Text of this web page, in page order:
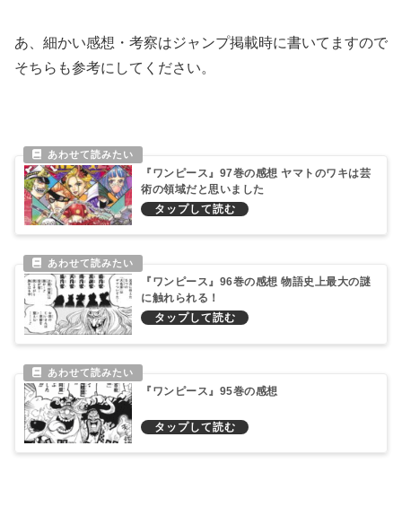
あ、細かい感想・考察はジャンプ掲載時に書いてますので
そちらも参考にしてください。
『ワンピース』97巻の感想 ヤマトのワキは芸
術の領域だと思いました
『ワンピース』96巻の感想 物語史上最大の謎
に触れられる！
『ワンピース』95巻の感想